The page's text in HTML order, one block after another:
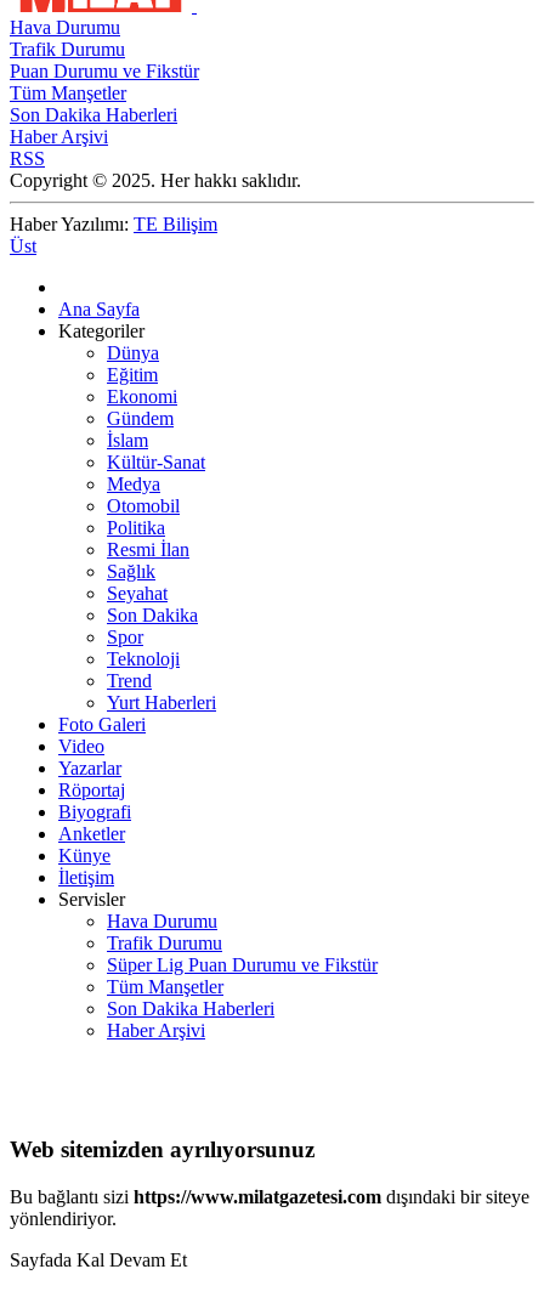
Hava Durumu
Trafik Durumu
Puan Durumu ve Fikstür
Tüm Manşetler
Son Dakika Haberleri
Haber Arşivi
RSS
Copyright © 2025. Her hakkı saklıdır.
Haber Yazılımı: TE Bilişim
Üst
Ana Sayfa
Kategoriler
Dünya
Eğitim
Ekonomi
Gündem
İslam
Kültür-Sanat
Medya
Otomobil
Politika
Resmi İlan
Sağlık
Seyahat
Son Dakika
Spor
Teknoloji
Trend
Yurt Haberleri
Foto Galeri
Video
Yazarlar
Röportaj
Biyografi
Anketler
Künye
İletişim
Servisler
Hava Durumu
Trafik Durumu
Süper Lig Puan Durumu ve Fikstür
Tüm Manşetler
Son Dakika Haberleri
Haber Arşivi
Web sitemizden ayrılıyorsunuz
Bu bağlantı sizi https://www.milatgazetesi.com dışındaki bir siteye
yönlendiriyor.
Sayfada Kal Devam Et